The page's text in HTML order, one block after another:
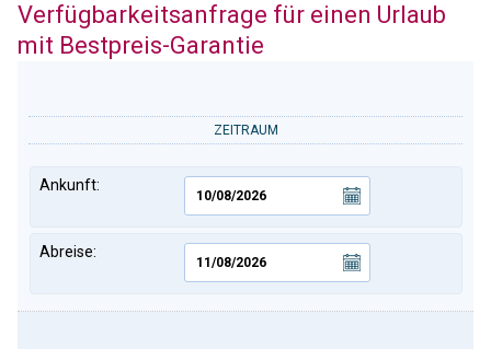
Verfügbarkeitsanfrage für einen Urlaub
mit Bestpreis-Garantie
ZEITRAUM
Ankunft:
Abreise: